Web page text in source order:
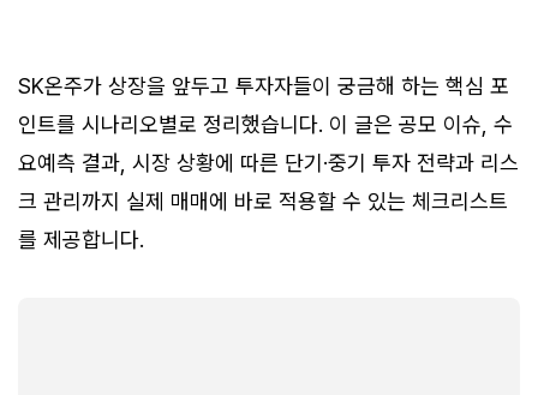
SK온주가 상장을 앞두고 투자자들이 궁금해 하는 핵심 포
인트를 시나리오별로 정리했습니다. 이 글은 공모 이슈, 수
요예측 결과, 시장 상황에 따른 단기·중기 투자 전략과 리스
크 관리까지 실제 매매에 바로 적용할 수 있는 체크리스트
를 제공합니다.